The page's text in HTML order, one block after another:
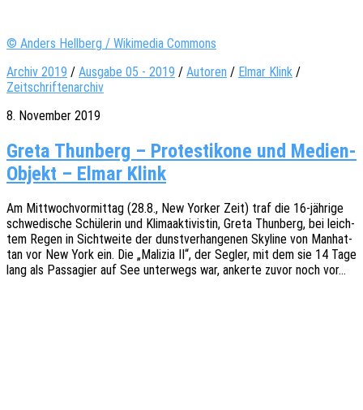
© Anders Hellberg / Wikimedia Commons
Archiv 2019 / Ausgabe 05 - 2019 / Autoren / Elmar Klink /
Zeitschriftenarchiv
8. November 2019
Greta Thunberg – Protestikone und Medien-
Objekt – Elmar Klink
Am Mitt­woch­vor­mit­tag (28.8., New Yorker Zeit) traf die 16-jähri­­ge
schwe­di­sche Schü­le­rin und Klima­ak­ti­vis­tin, Greta Thun­berg, bei leich­
tem Regen in Sicht­wei­te der dunst­ver­han­ge­nen Skyline von Manhat­
tan vor New York ein. Die „Mali­zia II“, der Segler, mit dem sie 14 Tage
lang als Passa­gier auf See unter­wegs war, anker­te zuvor noch vor…